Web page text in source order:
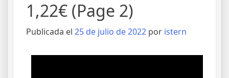
1,22€ (Page 2)
Publicada el 25 de julio de 2022 por istern